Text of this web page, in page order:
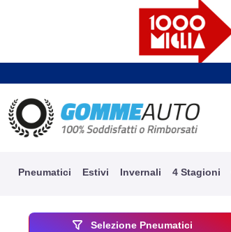
Pneumatici Estivi Invernali 4 Stagioni
Selezione Pneumatici